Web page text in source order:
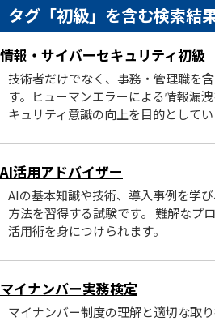
タグ「初級」を含む検索結
情報・サイバーセキュリティ初級
技術者だけでなく、事務・管理職を
す。ヒューマンエラーによる情報漏
キュリティ意識の向上を目的としてい
AI活用アドバイザー
AIの基本知識や技術、導入事例を学
方法を習得する試験です。 難解なプ
活用術を身につけられます。
マイナンバー実務検定
マイナンバー制度の理解と適切な取